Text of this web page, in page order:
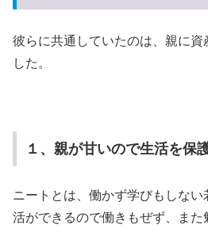
彼らに共通していたのは、親に
した。
１、親が甘いので生活を保
ニートとは、働かず学びもしな
活ができるので働きもぜず、ま